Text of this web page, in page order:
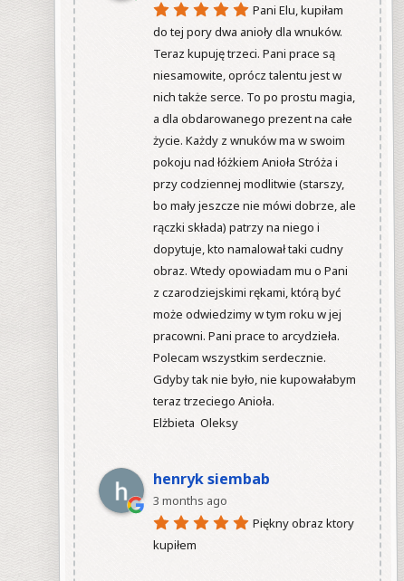
Pani Elu, kupiłam
do tej pory dwa anioły dla wnuków.
Teraz kupuję trzeci. Pani prace są
niesamowite, oprócz talentu jest w
nich także serce. To po prostu magia,
a dla obdarowanego prezent na całe
życie. Każdy z wnuków ma w swoim
pokoju nad łóżkiem Anioła Stróża i
przy codziennej modlitwie (starszy,
bo mały jeszcze nie mówi dobrze, ale
rączki składa) patrzy na niego i
dopytuje, kto namalował taki cudny
obraz. Wtedy opowiadam mu o Pani
z czarodziejskimi rękami, którą być
może odwiedzimy w tym roku w jej
pracowni. Pani prace to arcydzieła.
Polecam wszystkim serdecznie.
Gdyby tak nie było, nie kupowałabym
teraz trzeciego Anioła.
Elżbieta  Oleksy
henryk siembab
3 months ago
Piękny obraz ktory
kupiłem